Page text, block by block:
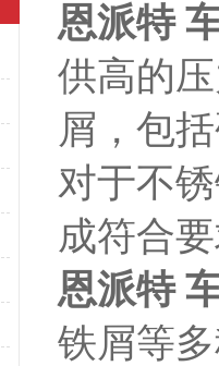
恩派特
供高的
屑，包
对于不
成符合
恩派特
铁屑等